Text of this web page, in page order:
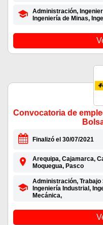
Administración,
Ingeniería de Minas,
Convocatoria de
Finalizó el 30/07/2021
Arequipa, Cajamarca,
Moquegua, Pasco
Administración, Trabajo
Ingeniería Industrial,
Mecánica,